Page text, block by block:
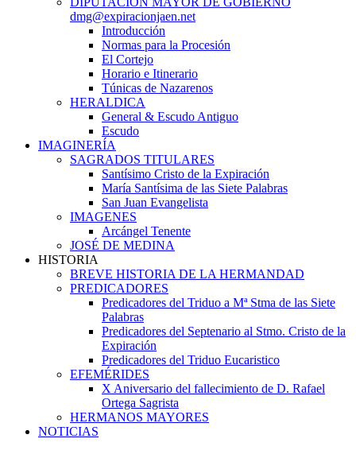
dmg@expiracionjaen.net
Introducción
Normas para la Procesión
El Cortejo
Horario e Itinerario
Túnicas de Nazarenos
HERALDICA
General & Escudo Antiguo
Escudo
IMAGINERÍA
SAGRADOS TITULARES
Santísimo Cristo de la Expiración
María Santísima de las Siete Palabras
San Juan Evangelista
IMAGENES
Arcángel Tenente
JOSÉ DE MEDINA
HISTORIA
BREVE HISTORIA DE LA HERMANDAD
PREDICADORES
Predicadores del Triduo a Mª Stma de las Siete
Palabras
Predicadores del Septenario al Stmo. Cristo de la
Expiración
Predicadores del Triduo Eucaristico
EFEMÉRIDES
X Aniversario del fallecimiento de D. Rafael
Ortega Sagrista
HERMANOS MAYORES
NOTICIAS